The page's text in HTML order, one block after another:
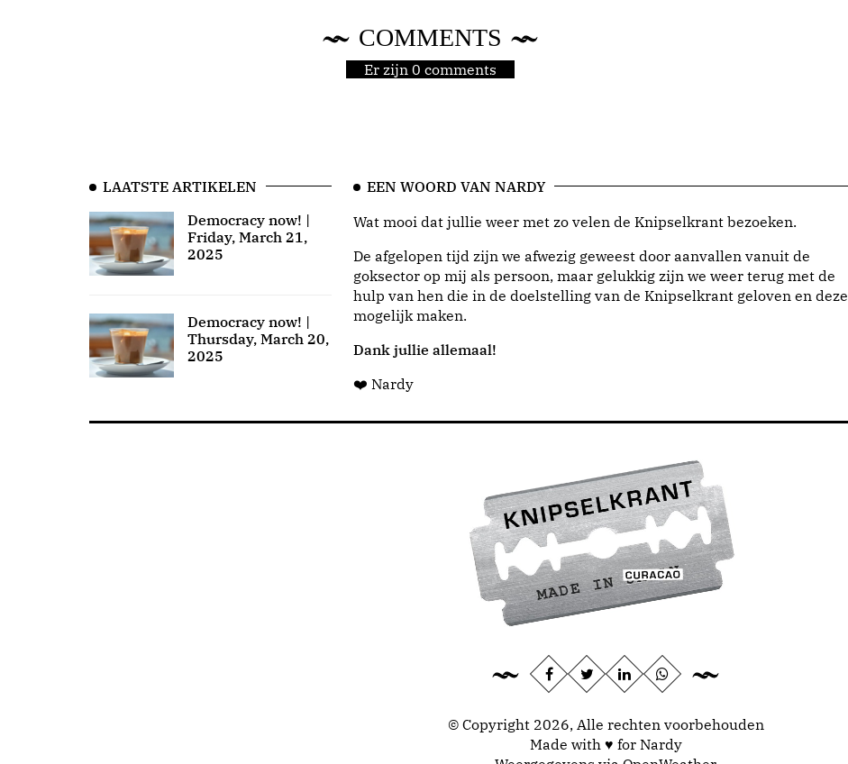
COMMENTS
Er zijn 0 comments
LAATSTE ARTIKELEN
Democracy now! |
Friday, March 21,
2025
Democracy now! |
Thursday, March 20,
2025
EEN WOORD VAN NARDY
Wat mooi dat jullie weer met zo velen de Knipselkrant bezoeken.
De afgelopen tijd zijn we afwezig geweest door aanvallen vanuit de
goksector op mij als persoon, maar gelukkig zijn we weer terug met de
hulp van hen die in de doelstelling van de Knipselkrant geloven en deze
mogelijk maken.
Dank jullie allemaal!
❤️ Nardy
© Copyright 2026, Alle rechten voorbehouden
Made with ♥ for Nardy